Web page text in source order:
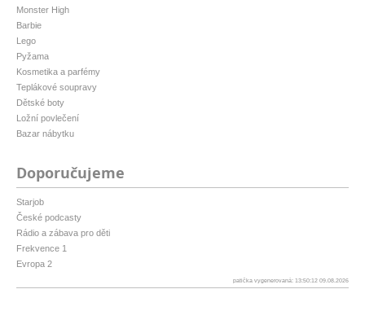
Monster High
Barbie
Lego
Pyžama
Kosmetika a parfémy
Teplákové soupravy
Dětské boty
Ložní povlečení
Bazar nábytku
Doporučujeme
Starjob
České podcasty
Rádio a zábava pro děti
Frekvence 1
Evropa 2
patička vygenerovaná: 13:50:12 09.08.2026